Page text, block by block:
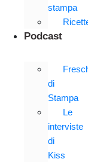
stampa
Podcast
di
Stampa
Le
interviste
di
Kiss